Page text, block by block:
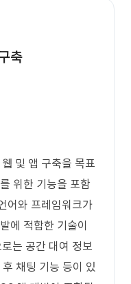
축
및 앱 구축을 목표
위한 기능을 포함
어와 프레임워크가
에 적합한 기술이
는 공간 대여 정보
채팅 기능 등이 있